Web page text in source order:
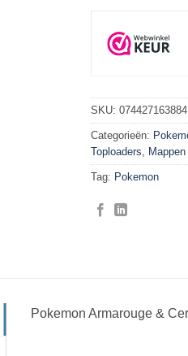
SKU: 074427163884
Categorieën:
Toploaders,
Tag: Pokemon
Pokemon Armarouge &